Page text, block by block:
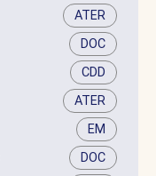
ATER
DOC
CDD
ATER
EM
DOC